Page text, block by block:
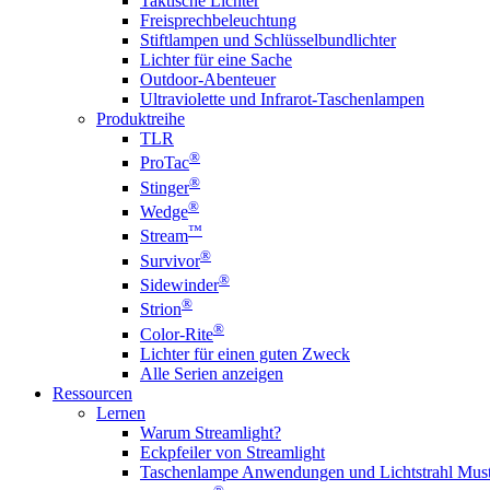
Freisprechbeleuchtung
Stiftlampen und Schlüsselbundlichter
Lichter für eine Sache
Outdoor-Abenteuer
Ultraviolette und Infrarot-Taschenlampen
Produktreihe
TLR
ProTac®
Stinger®
Wedge®
Stream™
Survivor®
Sidewinder®
Strion®
Color-Rite®
Lichter für einen guten Zweck
Alle Serien anzeigen
Ressourcen
Lernen
Warum Streamlight?
Eckpfeiler von Streamlight
Taschenlampe Anwendungen und Lichtstrahl